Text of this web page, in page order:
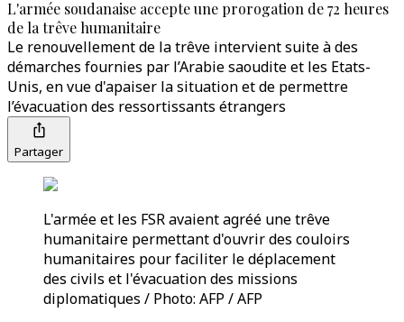
L'armée soudanaise accepte une prorogation de 72 heures
de la trêve humanitaire
Le renouvellement de la trêve intervient suite à des
démarches fournies par l’Arabie saoudite et les Etats-
Unis, en vue d'apaiser la situation et de permettre
l’évacuation des ressortissants étrangers
Partager
L'armée et les FSR avaient agréé une trêve
humanitaire permettant d'ouvrir des couloirs
humanitaires pour faciliter le déplacement
des civils et l'évacuation des missions
diplomatiques / Photo: AFP / AFP